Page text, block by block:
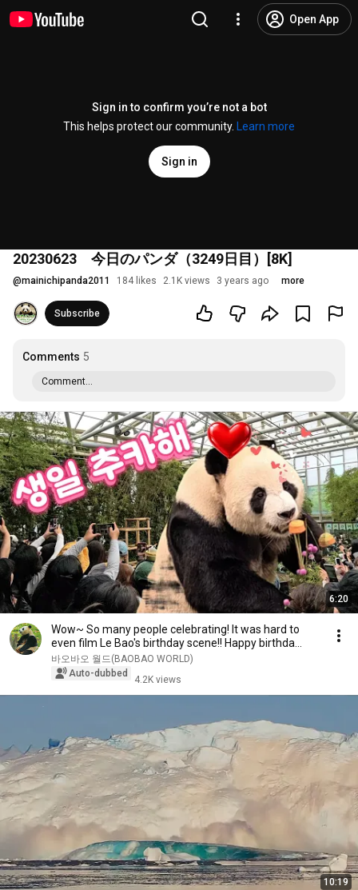
Open App
Sign in to confirm you’re not a bot
This helps protect our community.
Learn more
Sign in
20230623 今日のパンダ（3249日目）[8K]
@mainichipanda2011 184 likes 2.1K views 3 years ago more
Subscribe
Comments 5
Comment...
6:20
Wow~ So many people celebrating! It was hard to
even film Le Bao's birthday scene!! Happy birthda...
바오바오 월드(BAOBAO WORLD)
Auto-dubbed
4.2K views
10:19